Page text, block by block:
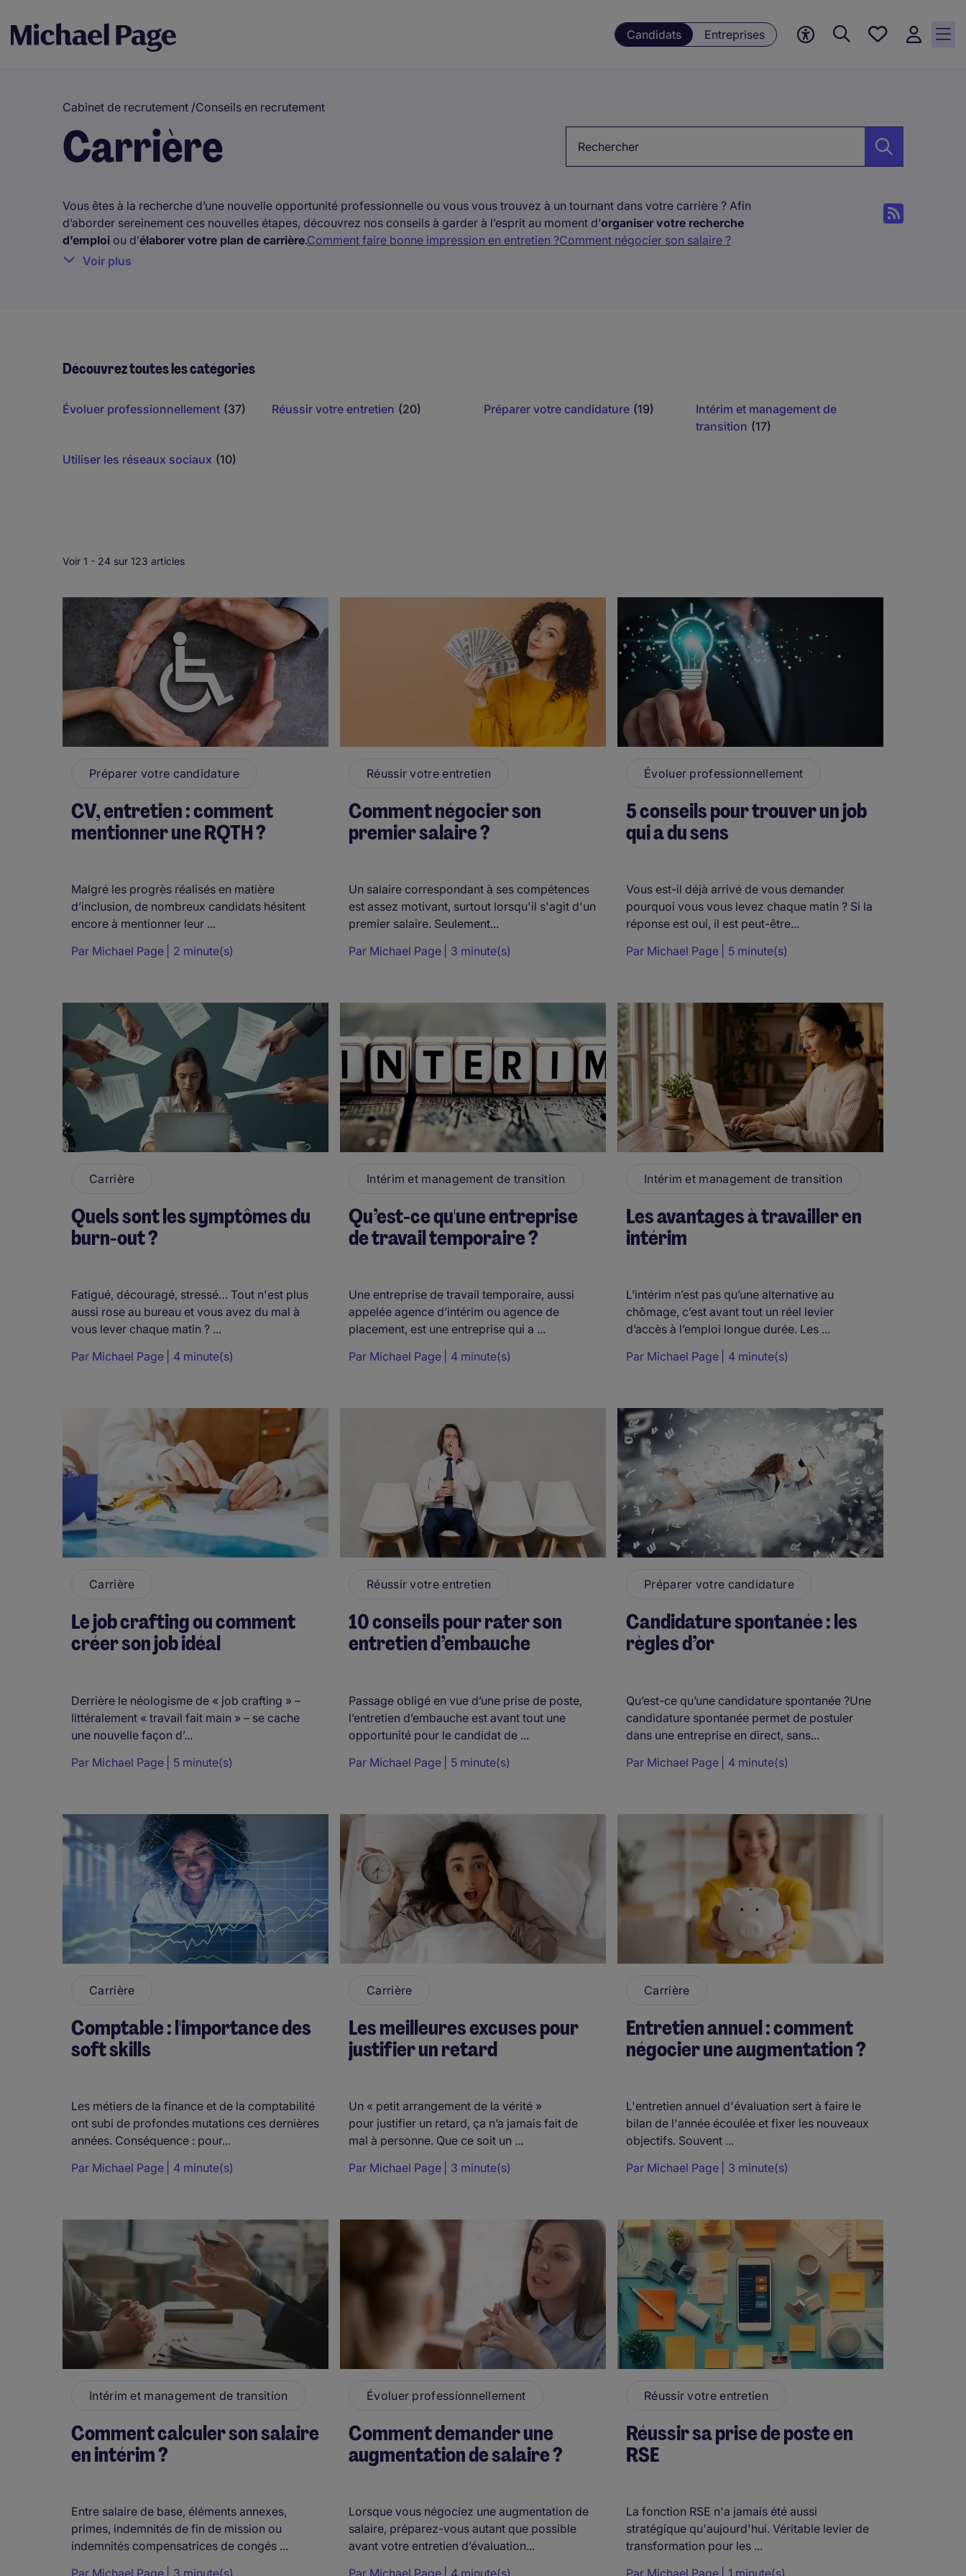
Candidats Entreprises
Mes offres, 0
Cabinet de recrutement /Conseils en recrutement
Carrière
Vous êtes à la recherche d’une nouvelle opportunité professionnelle ou vous vous trouvez à un tournant dans votre carrière ? Afin
d’aborder sereinement ces nouvelles étapes, découvrez nos conseils à garder à l’esprit au moment d’organiser votre recherche
d’emploi ou d’élaborer votre plan de carrière.Comment faire bonne impression en entretien ?Comment négocier son salaire ?
Comment écrire une lettre de motivation efficace ?
Voir plus
Découvrez toutes les catégories
Évoluer professionnellement (37) Réussir votre entretien (20) Préparer votre candidature (19)
Intérim et management de
transition (17)
Utiliser les réseaux sociaux (10)
Voir 1 - 24 sur 123 articles
Préparer votre candidature
CV, entretien : comment
mentionner une RQTH ?
Malgré les progrès réalisés en matière
d’inclusion, de nombreux candidats hésitent
encore à mentionner leur ...
Par Michael Page 2 minute(s)
Réussir votre entretien
Comment négocier son
premier salaire ?
Un salaire correspondant à ses compétences
est assez motivant, surtout lorsqu'il s'agit d'un
premier salaire. Seulement...
Par Michael Page 3 minute(s)
Évoluer professionnellement
5 conseils pour trouver un job
qui a du sens
Vous est-il déjà arrivé de vous demander
pourquoi vous vous levez chaque matin ? Si la
réponse est oui, il est peut-être...
Par Michael Page 5 minute(s)
Carrière
Quels sont les symptômes du
burn-out ?
Fatigué, découragé, stressé… Tout n'est plus
aussi rose au bureau et vous avez du mal à
vous lever chaque matin ? ...
Par Michael Page 4 minute(s)
Intérim et management de transition
Qu’est-ce qu'une entreprise
de travail temporaire ?
Une entreprise de travail temporaire, aussi
appelée agence d’intérim ou agence de
placement, est une entreprise qui a ...
Par Michael Page 4 minute(s)
Intérim et management de transition
Les avantages à travailler en
intérim
L’intérim n’est pas qu’une alternative au
chômage, c’est avant tout un réel levier
d’accès à l’emploi longue durée. Les ...
Par Michael Page 4 minute(s)
Carrière
Le job crafting ou comment
créer son job idéal
Derrière le néologisme de « job crafting » –
littéralement « travail fait main » – se cache
une nouvelle façon d’...
Par Michael Page 5 minute(s)
Réussir votre entretien
10 conseils pour rater son
entretien d’embauche
Passage obligé en vue d’une prise de poste,
l’entretien d’embauche est avant tout une
opportunité pour le candidat de ...
Par Michael Page 5 minute(s)
Préparer votre candidature
Candidature spontanée : les
règles d’or
Qu’est-ce qu’une candidature spontanée ?Une
candidature spontanée permet de postuler
dans une entreprise en direct, sans...
Par Michael Page 4 minute(s)
Carrière
Comptable : l'importance des
soft skills
Les métiers de la finance et de la comptabilité
ont subi de profondes mutations ces dernières
années. Conséquence : pour...
Par Michael Page 4 minute(s)
Carrière
Les meilleures excuses pour
justifier un retard
Un « petit arrangement de la vérité »
pour justifier un retard, ça n’a jamais fait de
mal à personne. Que ce soit un ...
Par Michael Page 3 minute(s)
Carrière
Entretien annuel : comment
négocier une augmentation ?
L'entretien annuel d'évaluation sert à faire le
bilan de l'année écoulée et fixer les nouveaux
objectifs. Souvent ...
Par Michael Page 3 minute(s)
Intérim et management de transition
Comment calculer son salaire
en intérim ?
Entre salaire de base, éléments annexes,
primes, indemnités de fin de mission ou
indemnités compensatrices de congés ...
Par Michael Page 3 minute(s)
Évoluer professionnellement
Comment demander une
augmentation de salaire ?
Lorsque vous négociez une augmentation de
salaire, préparez-vous autant que possible
avant votre entretien d’évaluation...
Par Michael Page 4 minute(s)
Réussir votre entretien
Réussir sa prise de poste en
RSE
La fonction RSE n'a jamais été aussi
stratégique qu'aujourd'hui. Véritable levier de
transformation pour les ...
Par Michael Page 1 minute(s)
Pagination